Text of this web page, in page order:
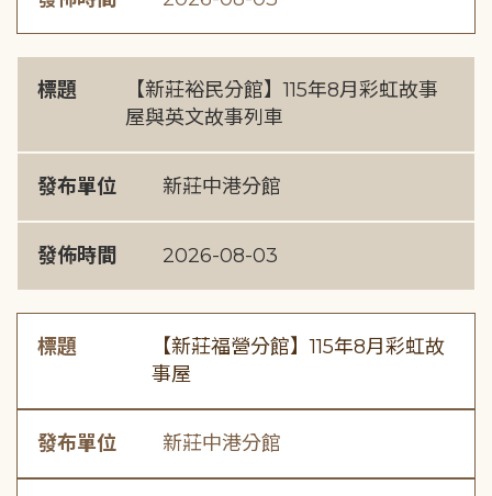
標題
【新莊裕民分館】115年8月彩虹故事
屋與英文故事列車
發布單位 新莊中港分館
發佈時間 2026-08-03
標題
【新莊福營分館】115年8月彩虹故
事屋
發布單位 新莊中港分館